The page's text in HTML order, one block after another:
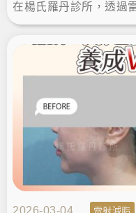
在楊氏羅丹診所，透過
手臂夢想。術後效果自
肩找回自信美。